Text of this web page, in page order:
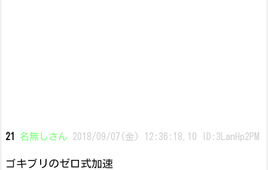
21 名無しさん 2018/09/07(金) 12:36:18.10 ID:3LanHp2PM
ゴキブリのゼロ式加速